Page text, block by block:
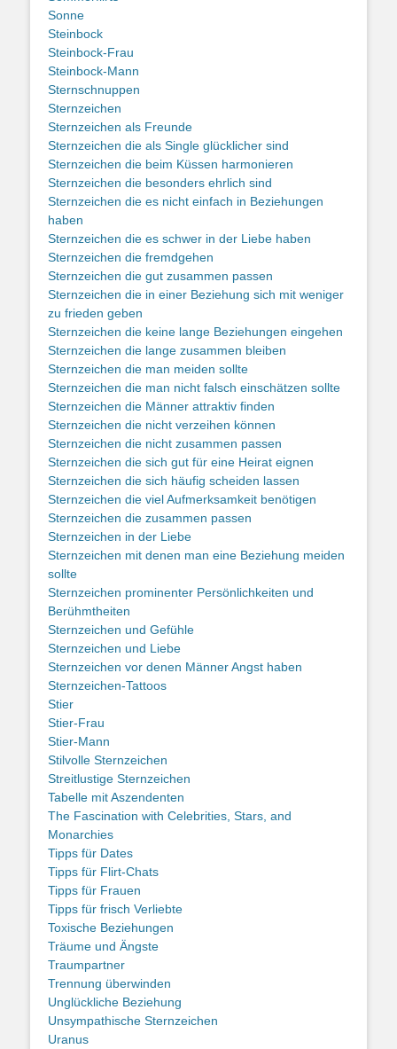
Sonne
Steinbock
Steinbock-Frau
Steinbock-Mann
Sternschnuppen
Sternzeichen
Sternzeichen als Freunde
Sternzeichen die als Single glücklicher sind
Sternzeichen die beim Küssen harmonieren
Sternzeichen die besonders ehrlich sind
Sternzeichen die es nicht einfach in Beziehungen
haben
Sternzeichen die es schwer in der Liebe haben
Sternzeichen die fremdgehen
Sternzeichen die gut zusammen passen
Sternzeichen die in einer Beziehung sich mit weniger
zu frieden geben
Sternzeichen die keine lange Beziehungen eingehen
Sternzeichen die lange zusammen bleiben
Sternzeichen die man meiden sollte
Sternzeichen die man nicht falsch einschätzen sollte
Sternzeichen die Männer attraktiv finden
Sternzeichen die nicht verzeihen können
Sternzeichen die nicht zusammen passen
Sternzeichen die sich gut für eine Heirat eignen
Sternzeichen die sich häufig scheiden lassen
Sternzeichen die viel Aufmerksamkeit benötigen
Sternzeichen die zusammen passen
Sternzeichen in der Liebe
Sternzeichen mit denen man eine Beziehung meiden
sollte
Sternzeichen prominenter Persönlichkeiten und
Berühmtheiten
Sternzeichen und Gefühle
Sternzeichen und Liebe
Sternzeichen vor denen Männer Angst haben
Sternzeichen-Tattoos
Stier
Stier-Frau
Stier-Mann
Stilvolle Sternzeichen
Streitlustige Sternzeichen
Tabelle mit Aszendenten
The Fascination with Celebrities, Stars, and
Monarchies
Tipps für Dates
Tipps für Flirt-Chats
Tipps für Frauen
Tipps für frisch Verliebte
Toxische Beziehungen
Träume und Ängste
Traumpartner
Trennung überwinden
Unglückliche Beziehung
Unsympathische Sternzeichen
Uranus